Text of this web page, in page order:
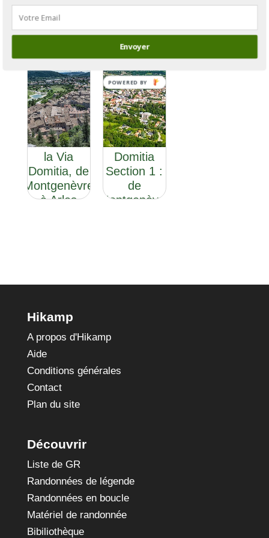
GR®653D :
la Via
Domitia, de
Montgenèvre
à Arles
GR®653D :
la Via
Domitia
Section 1 :
de
Montgenèvre
Hikamp
A propos d'Hikamp
Aide
Conditions générales
Contact
Plan du site
Découvrir
Liste de GR
Randonnées de légende
Randonnées en boucle
Matériel de randonnée
Bibiliothèque
Envoyer
POWERED BY